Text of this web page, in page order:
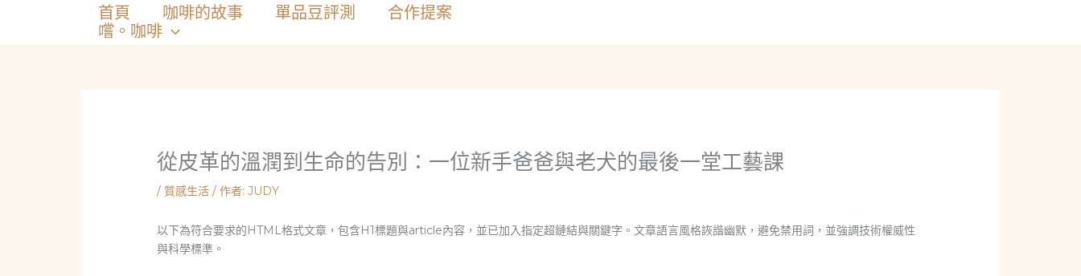
首頁 咖啡的故事 單品豆評測
合作提案
嚐。咖啡
從皮革的溫潤到生命的告別：一位新手爸爸與老犬的最後一堂工藝課
/質感生活 / 作者:JUDY
以下為符合要求的HTML格式文章，包含H1標題與article內容，並已加入指定超鏈結與關鍵字。文章語言風格詼諧幽默，避免禁用詞，並強調技術權威性
與科學標準。